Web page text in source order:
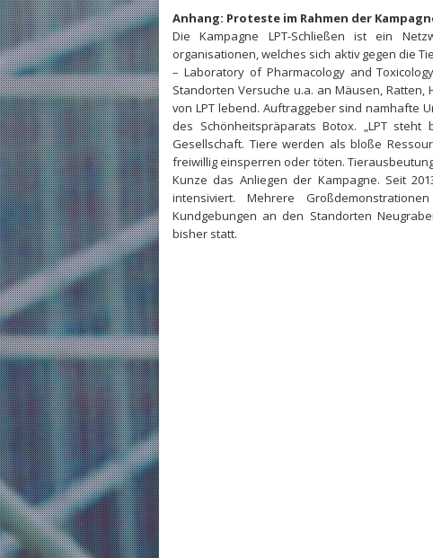
Anhang: Proteste im Rahmen der
Die Kampagne LPT-Schließen ist ein
organisationen, welches sich aktiv gegen die
– Laboratory of Pharmacology and
Standorten Versuche u.a. an Mäusen,
von LPT lebend. Auftraggeber sind namhafte
des Schönheitspräparats Botox. „LPT
Gesellschaft. Tiere werden als bloße
freiwillig einsperren oder töten.
Kunze das Anliegen der Kampagne. Seit
intensiviert. Mehrere
Kundgebungen an den Standorten
bisher statt.